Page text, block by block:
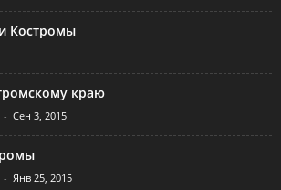
Костромы
краю
- Сен 3, 2015
- Янв 25, 2015